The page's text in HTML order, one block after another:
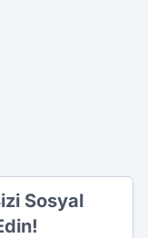
Sosyal